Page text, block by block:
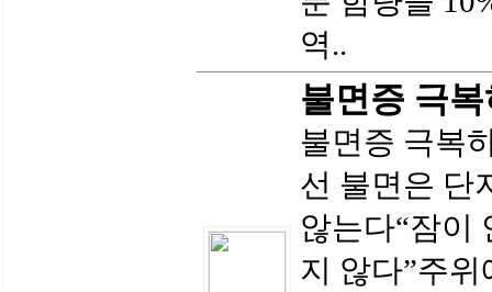
역..
불면증 극
불면증 극복
선 불면은 단
않는다“잠이
지 않다”주